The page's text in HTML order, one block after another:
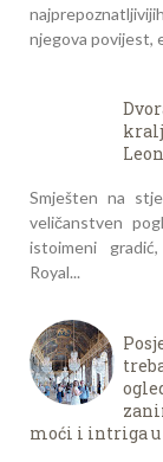
njegova povijest,
Smješten na
veličanstven
istoimeni
Royal...
moći i intriga u